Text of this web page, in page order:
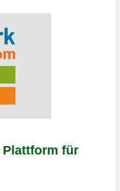
Plattform für